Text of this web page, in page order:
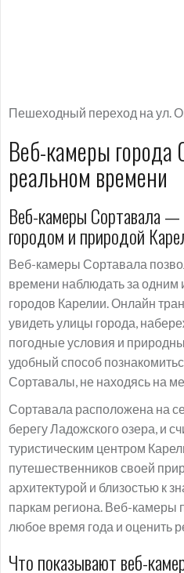
Пешеходный переход на ул.
Веб-камеры города
реальном времени
Веб-камеры Сортавала
городом и природой
Веб-камеры Сортавала
времени наблюдать за
городов Карелии. Онлайн
увидеть улицы города,
погодные условия и
удобный способ
Сортавалы, не находясь на
Сортавала расположена на
берегу Ладожского озера, и
туристическим центром
путешественников своей
архитектурой и близостью к
паркам региона. Веб-камеры
любое время года и оценить
Что показывают веб-